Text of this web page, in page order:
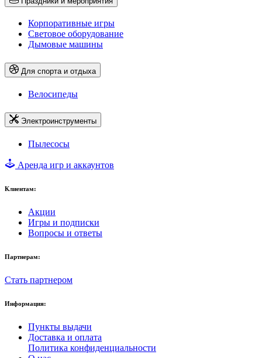
Корпоративные игры
Световое оборудование
Дымовые машины
Для спорта и отдыха
Велосипеды
Электроинструменты
Пылесосы
Аренда игр и аккаунтов
Клиентам:
Акции
Игры и подписки
Вопросы и ответы
Партнерам:
Стать партнером
Информация:
Пункты выдачи
Доставка и оплата
Политика конфиденциальности